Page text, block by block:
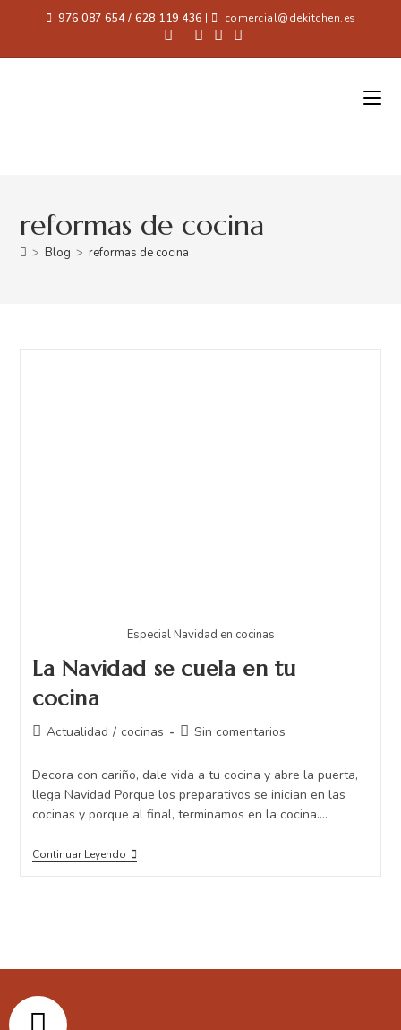
976 087 654 / 628 119 436 | comercial@dekitchen.es
reformas de cocina
> Blog > reformas de cocina
Especial Navidad en cocinas
La Navidad se cuela en tu
cocina
Actualidad / cocinas Sin comentarios
Decora con cariño, dale vida a tu cocina y abre la puerta,
llega Navidad Porque los preparativos se inician en las
cocinas y porque al final, terminamos en la cocina.…
Continuar Leyendo